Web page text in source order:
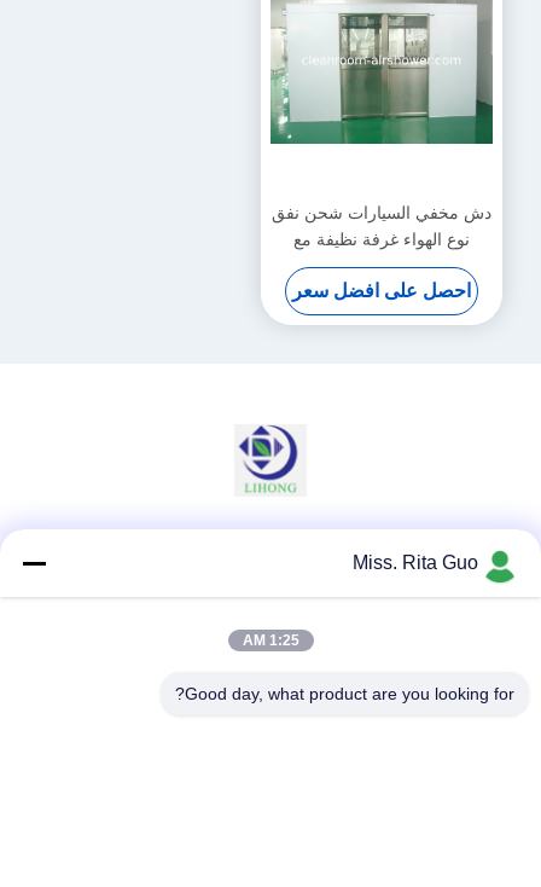
دش مخفي السيارات شحن نفق
نوع الهواء غرفة نظيفة مع
الأبواب ورقة مزدوجة انزلاق
احصل على افضل سعر
وسائل التواصل الاجتماعيMiss. Rita Guo
1:25 AM
Good day, what product are you looking for?